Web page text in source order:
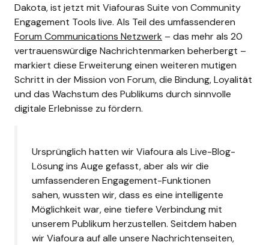
Dakota, ist jetzt mit Viafouras Suite von Community
Engagement Tools live. Als Teil des umfassenderen
Forum Communications Netzwerk – das mehr als 20
vertrauenswürdige Nachrichtenmarken beherbergt –
markiert diese Erweiterung einen weiteren mutigen
Schritt in der Mission von Forum, die Bindung, Loyalität
und das Wachstum des Publikums durch sinnvolle
digitale Erlebnisse zu fördern.
Ursprünglich hatten wir Viafoura als Live-Blog-
Lösung ins Auge gefasst, aber als wir die
umfassenderen Engagement-Funktionen
sahen, wussten wir, dass es eine intelligente
Möglichkeit war, eine tiefere Verbindung mit
unserem Publikum herzustellen. Seitdem haben
wir Viafoura auf alle unsere Nachrichtenseiten,